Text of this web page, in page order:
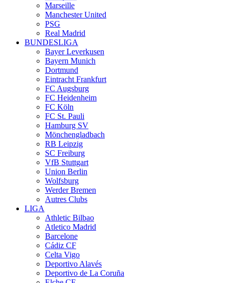
Marseille
Manchester United
PSG
Real Madrid
BUNDESLIGA
Bayer Leverkusen
Bayern Munich
Dortmund
Eintracht Frankfurt
FC Augsburg
FC Heidenheim
FC Köln
FC St. Pauli
Hamburg SV
Mönchengladbach
RB Leipzig
SC Freiburg
VfB Stuttgart
Union Berlin
Wolfsburg
Werder Bremen
Autres Clubs
LIGA
Athletic Bilbao
Atletico Madrid
Barcelone
Cádiz CF
Celta Vigo
Deportivo Alavés
Deportivo de La Coruña